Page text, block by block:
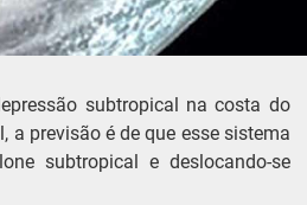
subtropical na costa do
a previsão é de que esse sistema
subtropical e deslocando-se